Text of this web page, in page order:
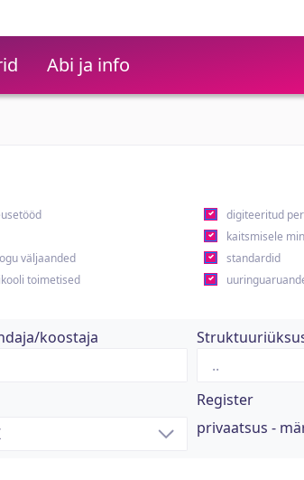
Abi ja info
digiteeritud
kaitsmisele
väljaanded standardid
toimetised
koostaja
Register
privaatsus -